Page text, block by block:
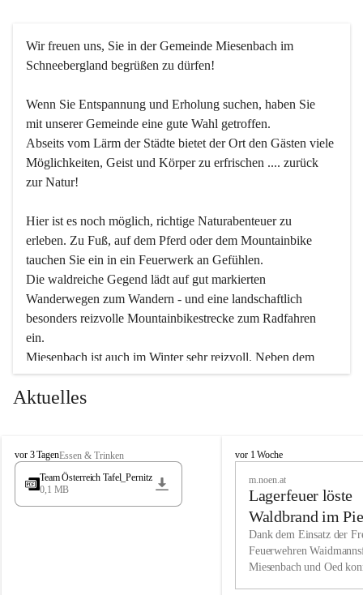
Wir freuen uns, Sie in der Gemeinde Miesenbach im
Schneebergland begrüßen zu dürfen!
Wenn Sie Entspannung und Erholung suchen, haben Sie
mit unserer Gemeinde eine gute Wahl getroffen.
Abseits vom Lärm der Städte bietet der Ort den Gästen viele
Möglichkeiten, Geist und Körper zu erfrischen .... zurück
zur Natur!
Hier ist es noch möglich, richtige Naturabenteuer zu
erleben. Zu Fuß, auf dem Pferd oder dem Mountainbike
tauchen Sie ein in ein Feuerwerk an Gefühlen.
Die waldreiche Gegend lädt auf gut markierten
Wanderwegen zum Wandern - und eine landschaftlich
besonders reizvolle Mountainbikestrecke zum Radfahren
ein.
Miesenbach ist auch im Winter sehr reizvoll. Neben dem
Eisstockschießen gibt es auf dem nahe gelegenen Unterberg
wunderschöne Naturschneepisten, die zum Schifahren oder
vielfältige Angebot unserer Kulturvereine.
Überzeugen Sie sich selbst, dass Sie in Miesenbach sowie
in den Beherbergungsbetrieben, Gaststätten und urigen
Wir kennen Miesenbach als lebens- und liebenswerten Ort.
Tradition und Innovation werden ebenso groß geschrieben
Aktuelles
M
i
s
vor 3 TagenEssen & Trinken
Team Österreich Tafel_Pernitz
0,1 MB
M
h
vor 1 Woche
m.noen.at
Lagerfeuer löste
Waldbrand im
aus
Dank dem Einsatz der
Feuerwehren
Miesenbach und Oed